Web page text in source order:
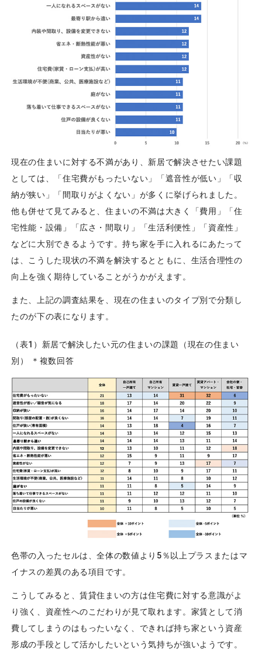
現在の住まいに対する不満があり、新居で解決させたい課題
としては、「住宅費がもったいない」「遮音性が低い」「収
納が狭い」「間取りがよくない」が多くに挙げられました。
他も併せて見てみると、住まいの不満は大きく「費用」「住
宅性能・設備」「広さ・間取り」「生活利便性」「資産性」
などに大別できるようです。持ち家を手に入れるにあたって
は、こうした現状の不満を解決するとともに、生活合理性の
向上を強く期待していることがうかがえます。
また、上記の調査結果を、現在の住まいのタイプ別で分類し
たのが下の表になります。
（表1）新居で解決したい元の住まいの課題（現在の住まい
別） ＊複数回答
色帯の入ったセルは、全体の数値より5％以上プラスまたはマ
イナスの差異のある項目です。
こうしてみると、賃貸住まいの方は住宅費に対する意識がよ
り強く、資産性へのこだわりが見て取れます。家賃として消
費してしまうのはもったいなく、できれば持ち家という資産
形成の手段として活かしたいという気持ちが強いようです。